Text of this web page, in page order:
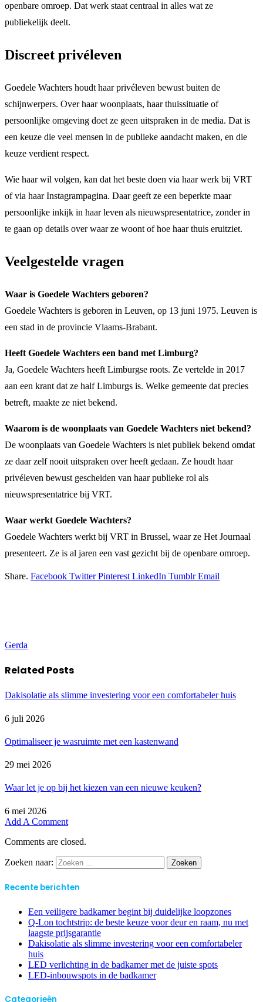
openbare omroep. Dat werk staat centraal in alles wat ze
publiekelijk deelt.
Discreet privéleven
Goedele Wachters houdt haar privéleven bewust buiten de
schijnwerpers. Over haar woonplaats, haar thuissituatie of
persoonlijke omgeving doet ze geen uitspraken in de media. Dat is
een keuze die veel mensen in de publieke aandacht maken, en die
keuze verdient respect.
Wie haar wil volgen, kan dat het beste doen via haar werk bij VRT
of via haar Instagrampagina. Daar geeft ze een beperkte maar
persoonlijke inkijk in haar leven als nieuwspresentatrice, zonder in
te gaan op details over waar ze woont of hoe haar thuis eruitziet.
Veelgestelde vragen
Waar is Goedele Wachters geboren?
Goedele Wachters is geboren in Leuven, op 13 juni 1975. Leuven is
een stad in de provincie Vlaams-Brabant.
Heeft Goedele Wachters een band met Limburg?
Ja, Goedele Wachters heeft Limburgse roots. Ze vertelde in 2017
aan een krant dat ze half Limburgs is. Welke gemeente dat precies
betreft, maakte ze niet bekend.
Waarom is de woonplaats van Goedele Wachters niet bekend?
De woonplaats van Goedele Wachters is niet publiek bekend omdat
ze daar zelf nooit uitspraken over heeft gedaan. Ze houdt haar
privéleven bewust gescheiden van haar publieke rol als
nieuwspresentatrice bij VRT.
Waar werkt Goedele Wachters?
Goedele Wachters werkt bij VRT in Brussel, waar ze Het Journaal
presenteert. Ze is al jaren een vast gezicht bij de openbare omroep.
Share. Facebook Twitter Pinterest LinkedIn Tumblr Email
Gerda
Related Posts
Dakisolatie als slimme investering voor een comfortabeler huis
6 juli 2026
Optimaliseer je wasruimte met een kastenwand
29 mei 2026
Waar let je op bij het kiezen van een nieuwe keuken?
6 mei 2026
Add A Comment
Comments are closed.
Zoeken naar:
Recente berichten
Een veiligere badkamer begint bij duidelijke loopzones
Q-Lon tochtstrip: de beste keuze voor deur en raam, nu met
laagste prijsgarantie
Dakisolatie als slimme investering voor een comfortabeler
huis
LED verlichting in de badkamer met de juiste spots
LED-inbouwspots in de badkamer
Categorieën